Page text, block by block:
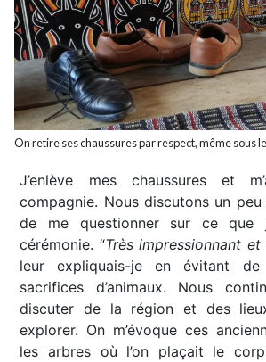
On retire ses chaussures par respect, même sous
J’enlève mes chaussures et
compagnie. Nous discutons un
de me questionner sur ce que
cérémonie. “Très impressionnant
leur expliquais-je en évitant de
sacrifices d’animaux. Nous
discuter de la région et des
explorer. On m’évoque ces
les arbres où l’on plaçait le